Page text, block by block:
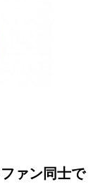
ァン同士で